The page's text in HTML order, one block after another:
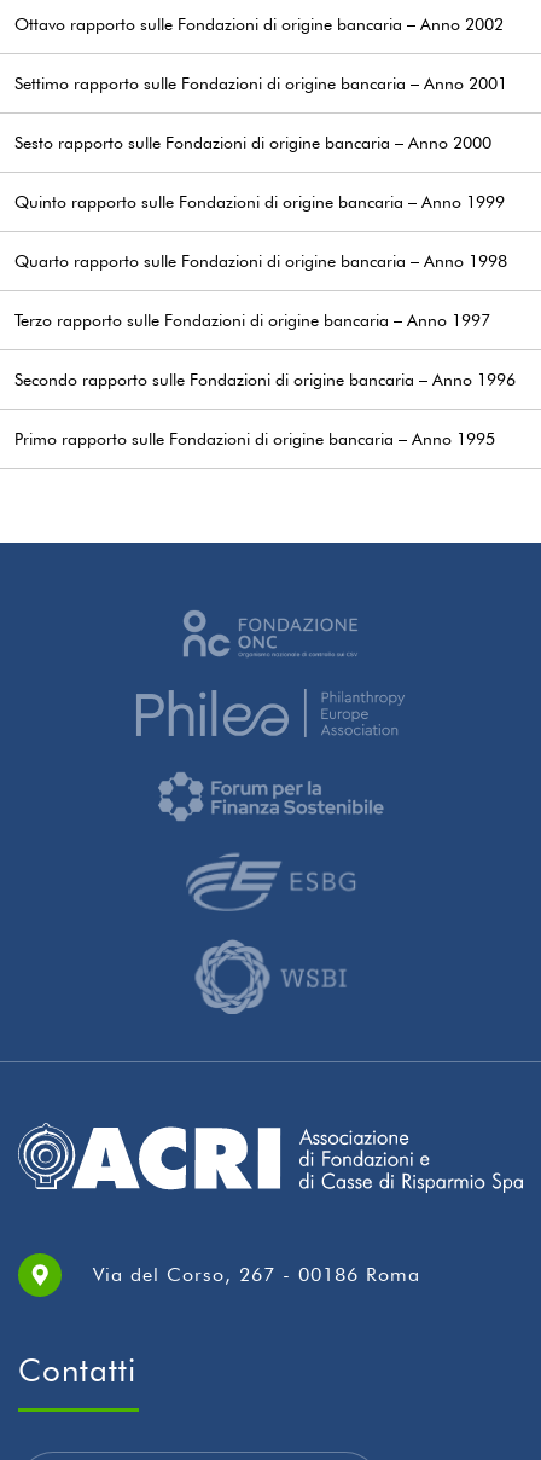
Ottavo rapporto sulle Fondazioni di origine bancaria – Anno 2002
Settimo rapporto sulle Fondazioni di origine bancaria – Anno 2001
Sesto rapporto sulle Fondazioni di origine bancaria – Anno 2000
Quinto rapporto sulle Fondazioni di origine bancaria – Anno 1999
Quarto rapporto sulle Fondazioni di origine bancaria – Anno 1998
Terzo rapporto sulle Fondazioni di origine bancaria – Anno 1997
Secondo rapporto sulle Fondazioni di origine bancaria – Anno 1996
Primo rapporto sulle Fondazioni di origine bancaria – Anno 1995
Via del Corso, 267 - 00186 Roma
Contatti